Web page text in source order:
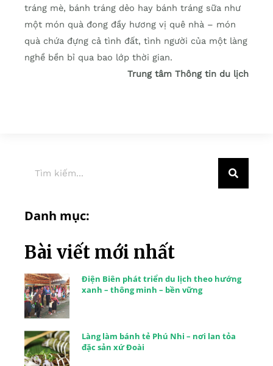
tráng mè, bánh tráng dẻo hay bánh tráng sữa như
một món quà đong đầy hương vị quê nhà – món
quà chứa đựng cả tình đất, tình người của một làng
nghề bền bỉ qua bao lớp thời gian.
Trung tâm Thông tin du lịch
Danh mục:
Bài viết mới nhất
Điện Biên phát triển du lịch theo hướng
xanh – thông minh – bền vững
Làng làm bánh tẻ Phú Nhi – nơi lan tỏa
đặc sản xứ Đoài